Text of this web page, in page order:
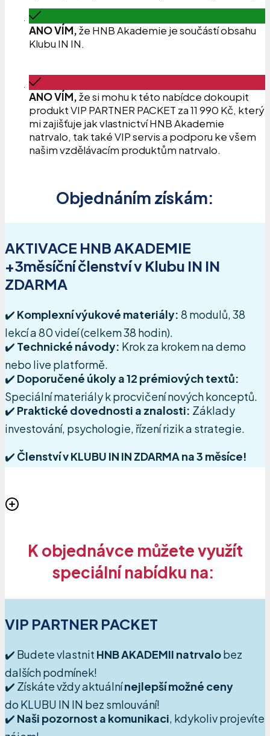
ANO VÍM,že HNB Akademie je součástí obsahu
Klubu IN IN.
ANO VÍM,že si mohu k této nabídce dokoupit
produkt VIP PARTNER PACKET za 11 990 Kč, který
mi zajišťuje jak vlastnictví HNB Akademie
natrvalo, tak také VIP servis a podporu ke všem
našim vzdělávacím produktům natrvalo.
Objednáním získám:
AKTIVACE HNB AKADEMIE
+3měsíční členství v Klubu IN IN
ZDARMA
✔️ Komplexní výukové materiály: 8 modulů, 38
lekcí a 80 videí (celkem 38 hodin).
✔️ Technické návody: Krok za krokem na demo
nebo live platformě.
✔️ Doporučené úkoly a 12 prémiových textů:
Speciální materiály k procvičení nových konceptů.
✔️ Praktické dovednosti a znalosti: Základy
investování, psychologie, řízení rizik a strategie.
✔️ Členství v KLUBU IN IN ZDARMA na 3 měsíce!
K objednávce můžete využít
speciální nabídku na:
VIP PARTNER PACKET
✔️ Budete vlastnit HNB AKADEMII natrvalobez
dalších podmínek!
✔️ Získáte vždy aktuálnínejlepší možné ceny
do KLUBU IN IN bez smlouvání!
✔️ Naši pozornost a komunikaci, kdykoliv projevíte